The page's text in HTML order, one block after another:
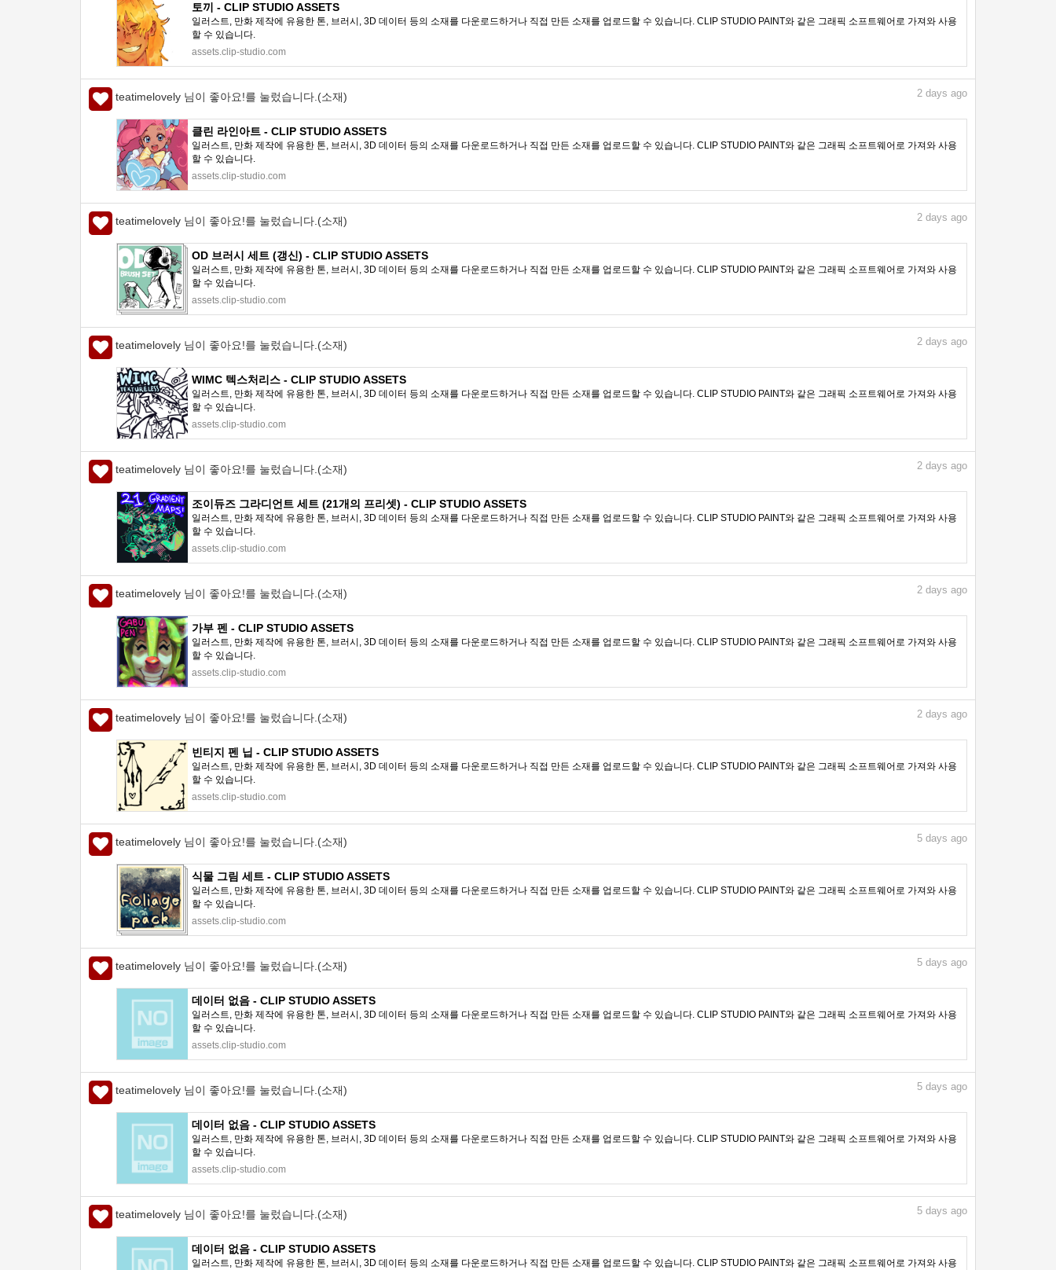
토끼 - CLIP STUDIO ASSETS
일러스트, 만화 제작에 유용한 톤, 브러시, 3D 데이터 등의 소재를 다운로드하거나 직접 만든 소재를 업로드할 수 있습니다. CLIP STUDIO PAINT와 같은 그래픽 소프트웨어로 가져와 사용
할 수 있습니다.
assets.clip-studio.com
teatimelovely 님이 좋아요!를 눌렀습니다.(소재) 2 days ago
클린 라인아트 - CLIP STUDIO ASSETS
일러스트, 만화 제작에 유용한 톤, 브러시, 3D 데이터 등의 소재를 다운로드하거나 직접 만든 소재를 업로드할 수 있습니다. CLIP STUDIO PAINT와 같은 그래픽 소프트웨어로 가져와 사용
할 수 있습니다.
assets.clip-studio.com
teatimelovely 님이 좋아요!를 눌렀습니다.(소재) 2 days ago
OD 브러시 세트 (갱신) - CLIP STUDIO ASSETS
일러스트, 만화 제작에 유용한 톤, 브러시, 3D 데이터 등의 소재를 다운로드하거나 직접 만든 소재를 업로드할 수 있습니다. CLIP STUDIO PAINT와 같은 그래픽 소프트웨어로 가져와 사용
할 수 있습니다.
assets.clip-studio.com
teatimelovely 님이 좋아요!를 눌렀습니다.(소재) 2 days ago
WIMC 텍스처리스 - CLIP STUDIO ASSETS
일러스트, 만화 제작에 유용한 톤, 브러시, 3D 데이터 등의 소재를 다운로드하거나 직접 만든 소재를 업로드할 수 있습니다. CLIP STUDIO PAINT와 같은 그래픽 소프트웨어로 가져와 사용
할 수 있습니다.
assets.clip-studio.com
teatimelovely 님이 좋아요!를 눌렀습니다.(소재) 2 days ago
조이듀즈 그라디언트 세트 (21개의 프리셋) - CLIP STUDIO ASSETS
일러스트, 만화 제작에 유용한 톤, 브러시, 3D 데이터 등의 소재를 다운로드하거나 직접 만든 소재를 업로드할 수 있습니다. CLIP STUDIO PAINT와 같은 그래픽 소프트웨어로 가져와 사용
할 수 있습니다.
assets.clip-studio.com
teatimelovely 님이 좋아요!를 눌렀습니다.(소재) 2 days ago
가부 펜 - CLIP STUDIO ASSETS
일러스트, 만화 제작에 유용한 톤, 브러시, 3D 데이터 등의 소재를 다운로드하거나 직접 만든 소재를 업로드할 수 있습니다. CLIP STUDIO PAINT와 같은 그래픽 소프트웨어로 가져와 사용
할 수 있습니다.
assets.clip-studio.com
teatimelovely 님이 좋아요!를 눌렀습니다.(소재) 2 days ago
빈티지 펜 닙 - CLIP STUDIO ASSETS
일러스트, 만화 제작에 유용한 톤, 브러시, 3D 데이터 등의 소재를 다운로드하거나 직접 만든 소재를 업로드할 수 있습니다. CLIP STUDIO PAINT와 같은 그래픽 소프트웨어로 가져와 사용
할 수 있습니다.
assets.clip-studio.com
teatimelovely 님이 좋아요!를 눌렀습니다.(소재) 5 days ago
식물 그림 세트 - CLIP STUDIO ASSETS
일러스트, 만화 제작에 유용한 톤, 브러시, 3D 데이터 등의 소재를 다운로드하거나 직접 만든 소재를 업로드할 수 있습니다. CLIP STUDIO PAINT와 같은 그래픽 소프트웨어로 가져와 사용
할 수 있습니다.
assets.clip-studio.com
teatimelovely 님이 좋아요!를 눌렀습니다.(소재) 5 days ago
데이터 없음 - CLIP STUDIO ASSETS
일러스트, 만화 제작에 유용한 톤, 브러시, 3D 데이터 등의 소재를 다운로드하거나 직접 만든 소재를 업로드할 수 있습니다. CLIP STUDIO PAINT와 같은 그래픽 소프트웨어로 가져와 사용
할 수 있습니다.
assets.clip-studio.com
teatimelovely 님이 좋아요!를 눌렀습니다.(소재) 5 days ago
데이터 없음 - CLIP STUDIO ASSETS
일러스트, 만화 제작에 유용한 톤, 브러시, 3D 데이터 등의 소재를 다운로드하거나 직접 만든 소재를 업로드할 수 있습니다. CLIP STUDIO PAINT와 같은 그래픽 소프트웨어로 가져와 사용
할 수 있습니다.
assets.clip-studio.com
teatimelovely 님이 좋아요!를 눌렀습니다.(소재) 5 days ago
데이터 없음 - CLIP STUDIO ASSETS
일러스트, 만화 제작에 유용한 톤, 브러시, 3D 데이터 등의 소재를 다운로드하거나 직접 만든 소재를 업로드할 수 있습니다. CLIP STUDIO PAINT와 같은 그래픽 소프트웨어로 가져와 사용